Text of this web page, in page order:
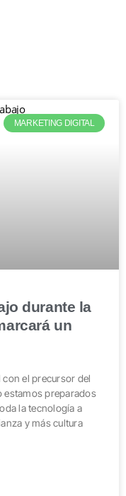
MARKETING DIGITAL
durante la
un
el precursor del
estamos preparados
la tecnología a
y más cultura